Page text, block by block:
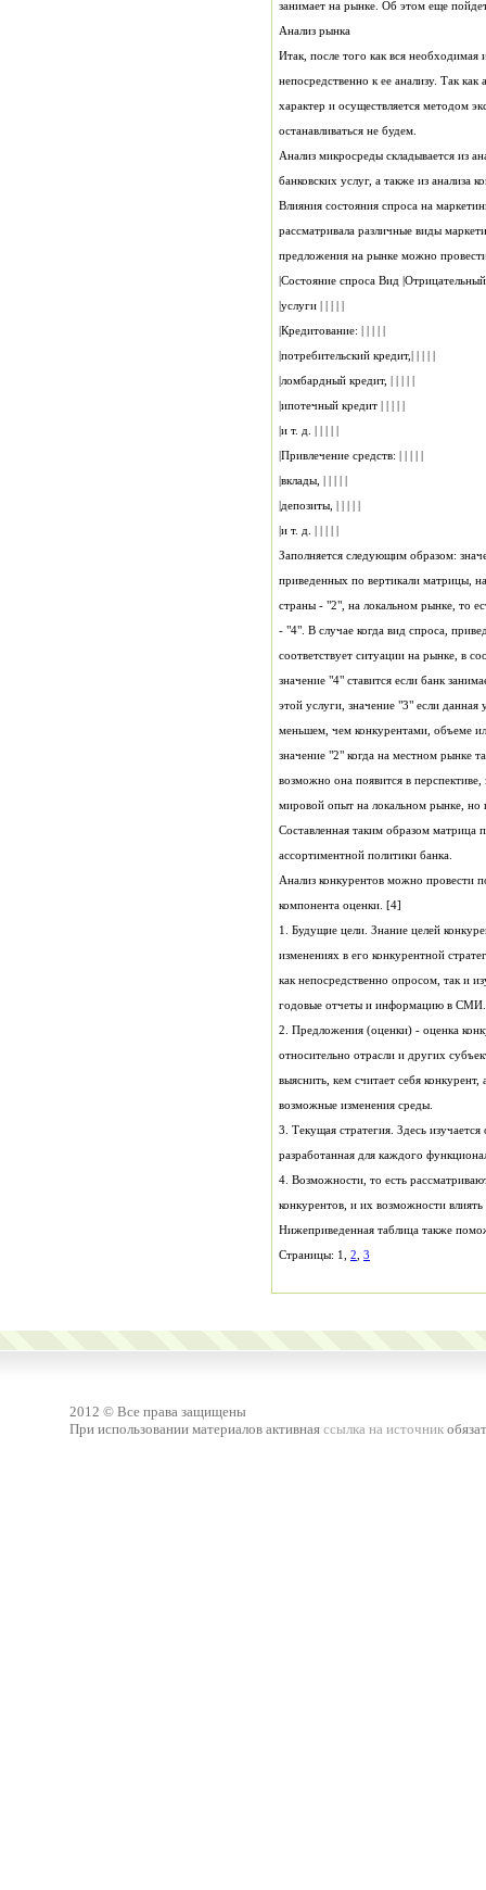
занимает на рынке. Об этом еще
Анализ рынка
останавливаться не будем.
банковских услуг, а также из анализа
предложения на рынке можно
|услуги | | | | |
|Кредитование: | | | | |
|потребительский кредит,| | | | |
|ломбардный кредит, | | | | |
|ипотечный кредит | | | | |
|и т. д. | | | | |
|Привлечение средств: | | | | |
|вклады, | | | | |
|депозиты, | | | | |
|и т. д. | | | | |
мировой опыт на локальном рынке, но
ассортиментной политики банка.
компонента оценки. [4]
годовые отчеты и информацию в СМИ.
возможные изменения среды.
разработанная для каждого
конкурентов, и их возможности
Нижеприведенная таблица также
Страницы: 1, 2 3
2012 © Все права защищены
При использовании материалов активная ссылка на источник